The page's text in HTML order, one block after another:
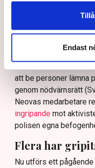
Endast
och
Enligt Anna-Lena
att be personer lämna
genom nödvärnsrätt
Neovas medarbetare
ingripande mot
polisen egna
Flera har
Nu utförs ett